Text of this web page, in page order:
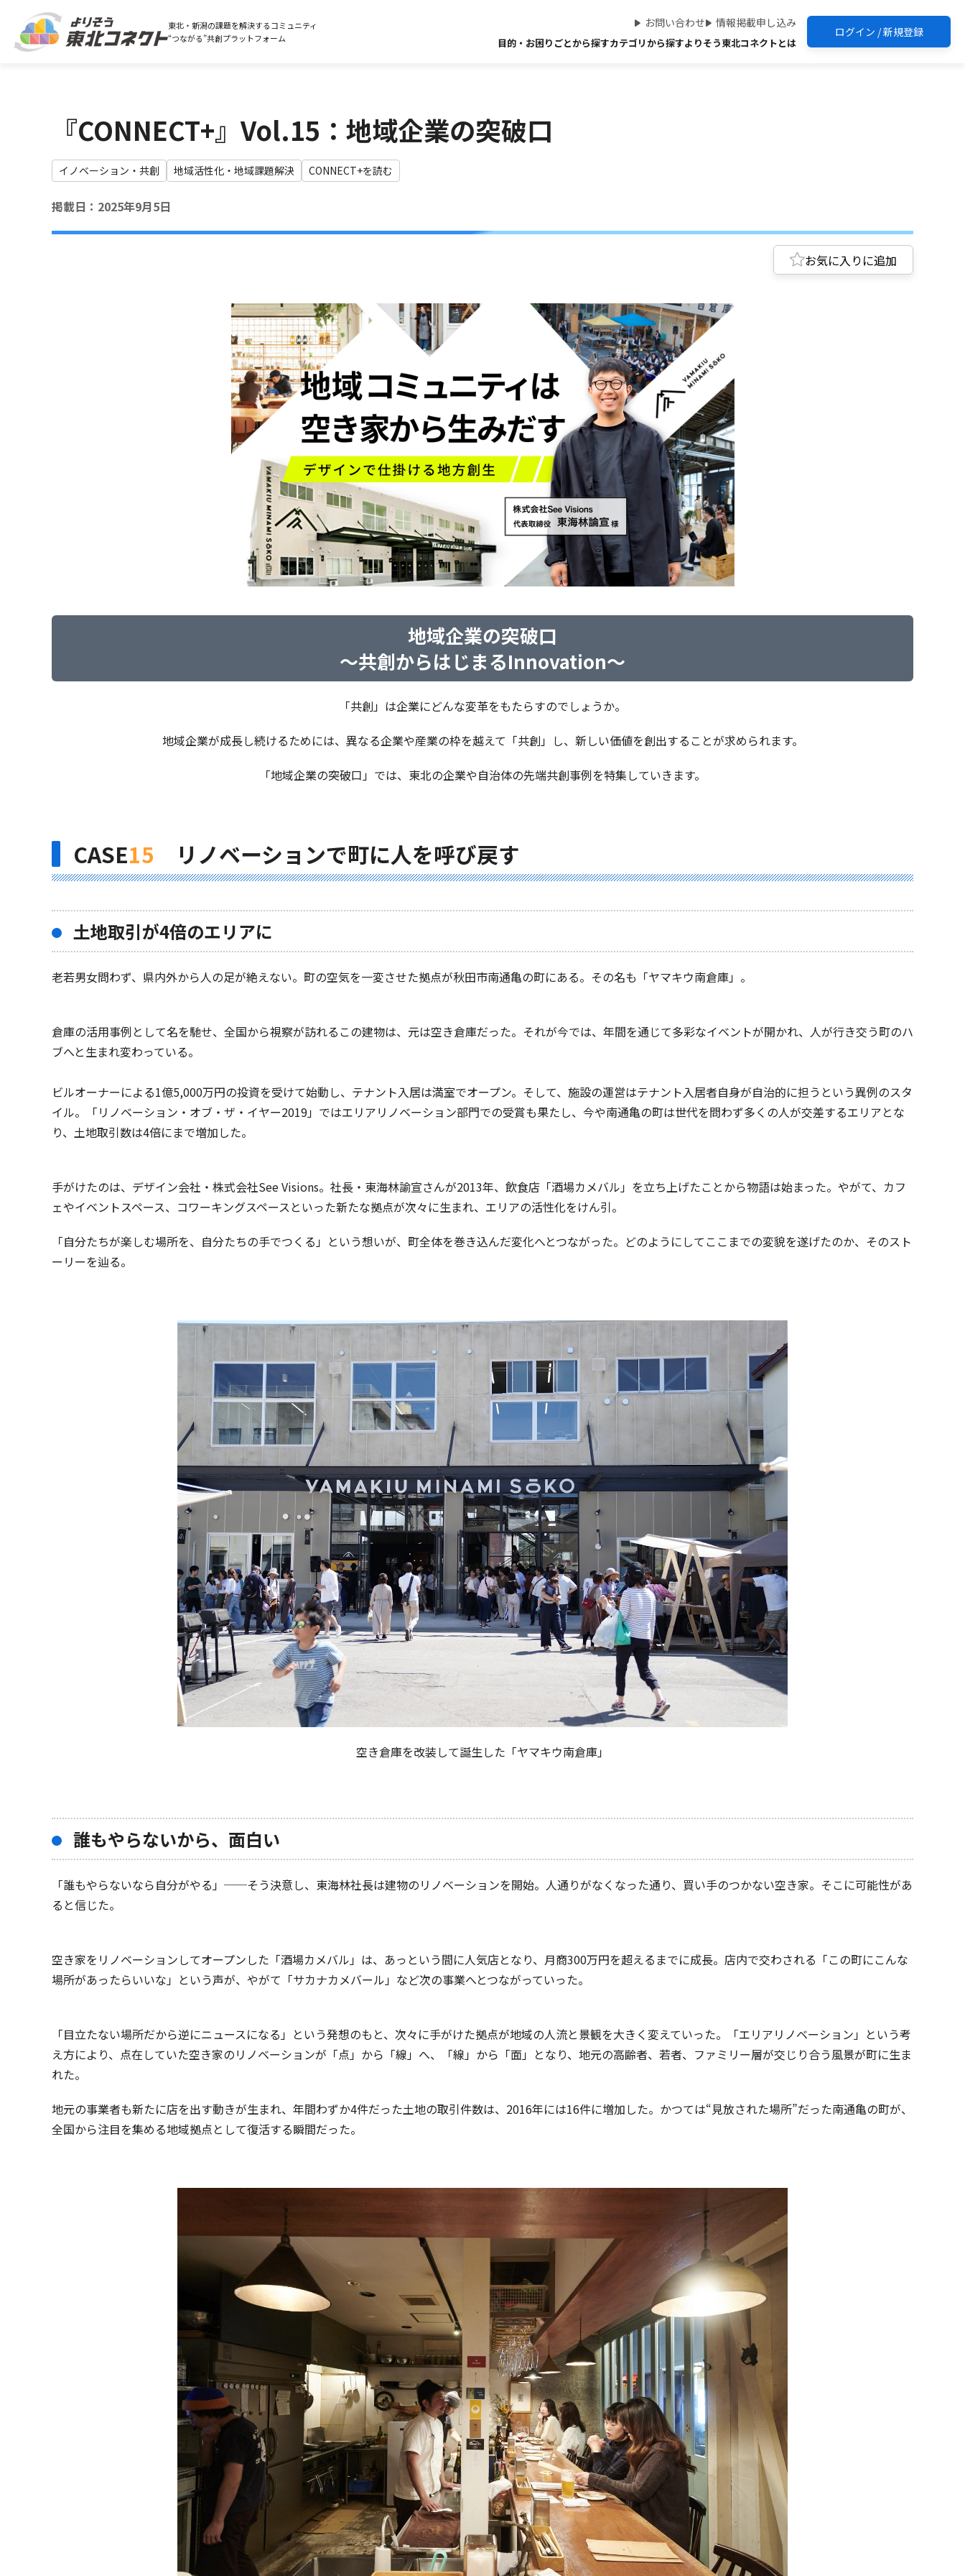
東北・新潟の課題を解決するコミュニティ
“つながる”共創プラットフォーム
ログイン / 新規登録
目的・お困りごとから探すカテゴリから探すよりそう東北コネクトとは
お問い合わせ 情報掲載申し込み
『CONNECT+』Vol.15：地域企業の突破口
イノベーション・共創 地域活性化・地域課題解決 CONNECT+を読む
掲載日：2025年9月5日
地域企業の突破口
～共創からはじまるInnovation～
「共創」は企業にどんな変革をもたらすのでしょうか。
地域企業が成長し続けるためには、異なる企業や産業の枠を越えて「共創」し、新しい価値を創出することが求められます。
「地域企業の突破口」では、 東北の企業や自治体の先端共創事例を特集していきます。
CASE15 リノベーションで町に人を呼び戻す
土地取引が4倍のエリアに
老若男女問わず、県内外から人の足が絶えない。町の空気を一変させた拠点が秋田市南通亀の町にある。その名も「ヤマキウ南倉庫」。
倉庫の活用事例として名を馳せ、全国から視察が訪れるこの建物は、元は空き倉庫だった。それが今では、年間を通じて多彩なイベントが開かれ、人が行き交う町のハ
ブへと生まれ変わっている。
ビルオーナーによる1億5,000万円の投資を受けて始動し、テナント入居は満室でオープン。そして、施設の運営はテナント入居者自身が自治的に担うという異例のスタ
イル。「リノベーション・オブ・ザ・イヤー2019」ではエリアリノベーション部門での受賞も果たし、今や南通亀の町は世代を問わず多くの人が交差するエリアとな
り、土地取引数は4倍にまで増加した。
手がけたのは、デザイン会社・株式会社See Visions。社長・東海林諭宣さんが2013年、飲食店「酒場カメバル」を立ち上げたことから物語は始まった。やがて、カフ
ェやイベントスペース、コワーキングスペースといった新たな拠点が次々に生まれ、エリアの活性化をけん引。
「自分たちが楽しむ場所を、自分たちの手でつくる」という想いが、町全体を巻き込んだ変化へとつながった。どのようにしてここまでの変貌を遂げたのか、そのスト
ーリーを辿る。
空き倉庫を改装して誕生した「ヤマキウ南倉庫」
誰もやらないから、面白い
「誰もやらないなら自分がやる」──そう決意し、東海林社長は建物のリノベーションを開始。人通りがなくなった通り、買い手のつかない空き家。そこに可能性があ
ると信じた。
空き家をリノベーションしてオープンした「酒場カメバル」は、あっという間に人気店となり、月商300万円を超えるまでに成長。店内で交わされる「この町にこんな
場所があったらいいな」という声が、やがて「サカナカメバール」など次の事業へとつながっていった。
「目立たない場所だから逆にニュースになる」という発想のもと、次々に手がけた拠点が地域の人流と景観を大きく変えていった。「エリアリノベーション」という考
え方により、点在していた空き家のリノベーションが「点」から「線」へ、「線」から「面」となり、地元の高齢者、若者、ファミリー層が交じり合う風景が町に生ま
れた。
地元の事業者も新たに店を出す動きが生まれ、年間わずか4件だった土地の取引件数は、2016年には16件に増加した。かつては“見放された場所”だった南通亀の町が、
全国から注目を集める地域拠点として復活する瞬間だった。